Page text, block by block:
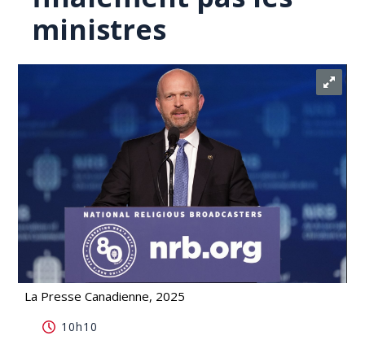
ministres
La Presse Canadienne, 2025
rencontrera finalement pas les ministres
10h10